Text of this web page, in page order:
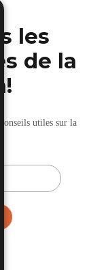
les
de la
utiles sur la